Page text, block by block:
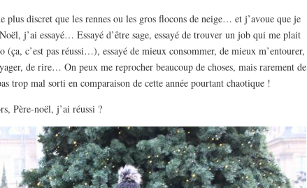
discret que les rennes ou les gros flocons de neige… et j’avoue que je
j’ai essayé… Essayé d’être sage, essayé de trouver un job qui me plait
(ça, c’est pas réussi…), essayé de mieux consommer, de mieux m’entourer,
de rire… On peux me reprocher beaucoup de choses, mais rarement de
trop mal sorti en comparaison de cette année pourtant chaotique !
Père-noël, j’ai réussi ?